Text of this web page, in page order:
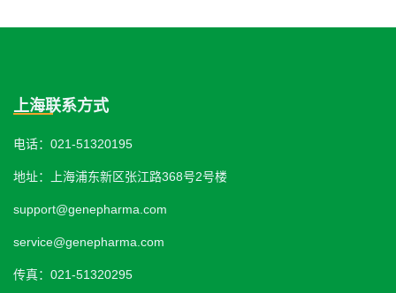
上海联系方式
电话：021-51320195
地址：上海浦东新区张江路368号2号楼
support@genepharma.com
service@genepharma.com
传真：021-51320295